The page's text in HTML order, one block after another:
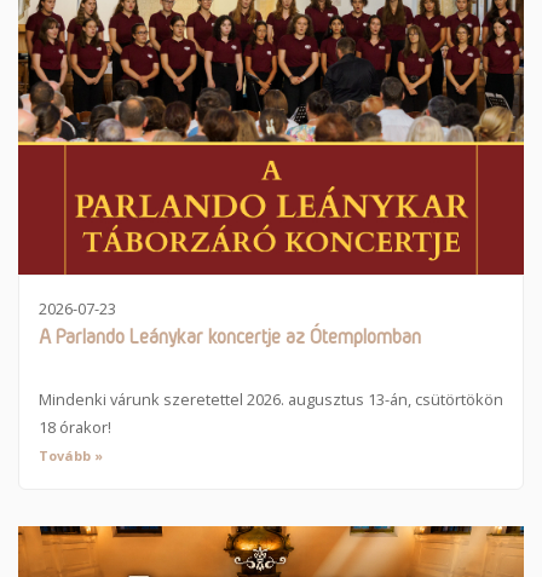
2026-07-23
A Parlando Leánykar koncertje az Ótemplomban
Mindenki várunk szeretettel 2026. augusztus 13-án, csütörtökön
18 órakor!
Tovább »